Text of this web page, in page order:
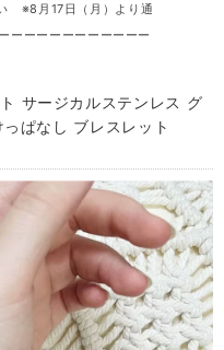
※8月17日（月）より通
ーーーーーーーーーー
サージカルステンレス グ
ぱなし ブレスレット